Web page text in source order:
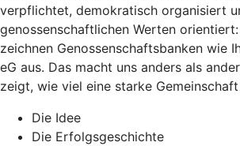
verpflichtet, demokratisch organisiert
genossenschaftlichen Werten
zeichnen Genossenschaftsbanken wie
eG aus. Das macht uns anders als
zeigt, wie viel eine starke
Die Idee
Die Erfolgsgeschichte